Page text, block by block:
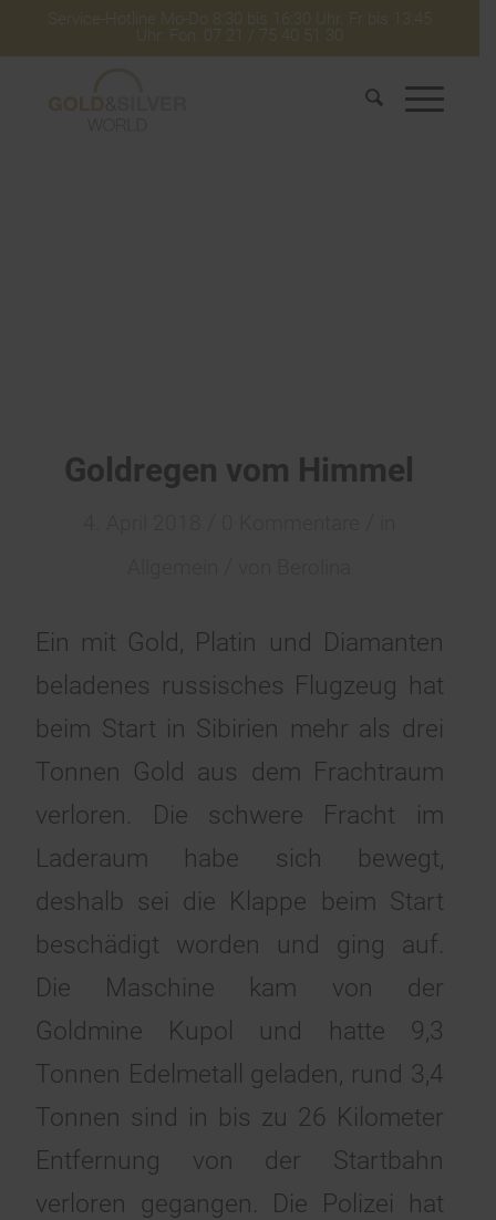
Service-Hotline Mo-Do 8:30 bis 16:30 Uhr. Fr bis 13:45
Uhr. Fon: 07 21 / 75 40 51 30
Goldregen vom Himmel
Ein mit Gold, Platin und Diamanten
beladenes russisches Flugzeug hat
beim Start in Sibirien mehr als drei
Tonnen Gold aus dem Frachtraum
verloren. Die schwere Fracht im
Laderaum habe sich bewegt,
deshalb sei die Klappe beim Start
beschädigt worden und ging auf.
Die Maschine kam von der
Goldmine Kupol und hatte 9,3
Tonnen Edelmetall geladen, rund 3,4
Tonnen sind in bis zu 26 Kilometer
Entfernung von der Startbahn
verloren gegangen. Die Polizei hat